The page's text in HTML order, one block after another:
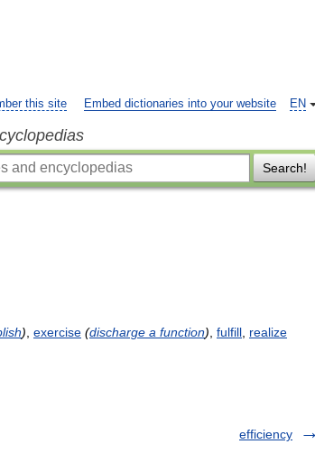
EN
this site Embed dictionaries into your website
Search!
) exercise (discharge a function) fulfill realize
efficiency